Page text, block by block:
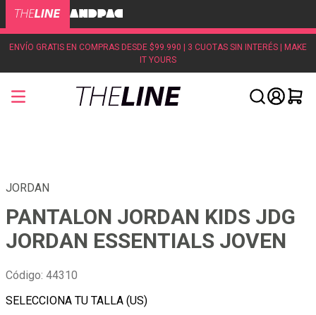
ENVÍO GRATIS EN COMPRAS DESDE $99.990 | 3 CUOTAS SIN INTERÉS | MAKE
IT YOURS
JORDAN
PANTALON JORDAN KIDS JDG
JORDAN ESSENTIALS JOVEN
Código: 44310